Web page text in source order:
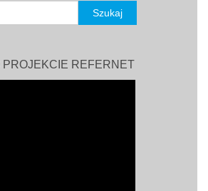
PROJEKCIE REFERNET